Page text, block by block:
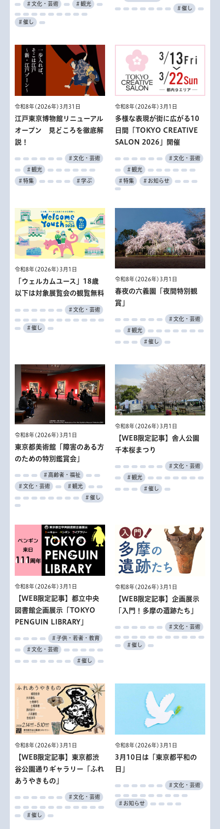
＃文化・芸術 ＃観光
＃催し
＃催し
令和8年(2026年)3月31日
江戸東京博物館リニューアル
オープン 見どころを徹底解
説！
＃文化・芸術
＃観光
＃特集 ＃学ぶ
令和8年(2026年)3月1日
多様な表現が街に広がる10
日間「TOKYO CREATIVE
SALON 2026」開催
＃文化・芸術
＃観光
＃特集 ＃お知らせ
令和8年(2026年)3月1日
「ウェルカムユース」18歳
以下は対象展覧会の観覧無料
＃文化・芸術
＃催し
令和8年(2026年)3月1日
春夜の六義園「夜間特別観
賞」
＃文化・芸術
＃観光
＃催し
令和8年(2026年)3月1日
東京都美術館「障害のある方
のための特別鑑賞会」
＃高齢者・福祉
＃文化・芸術 ＃観光
＃催し
令和8年(2026年)3月1日
【WEB限定記事】舎人公園
千本桜まつり
＃文化・芸術
＃観光
＃催し
令和8年(2026年)3月1日
【WEB限定記事】都立中央
図書館企画展示「TOKYO
PENGUIN LIBRARY」
＃子供・若者・教育
＃文化・芸術
＃催し
令和8年(2026年)3月1日
【WEB限定記事】企画展示
「入門！多摩の遺跡たち」
＃文化・芸術
＃催し
令和8年(2026年)3月1日
【WEB限定記事】東京都渋
谷公園通りギャラリー「ふれ
あうやきもの」
＃文化・芸術
＃催し
令和8年(2026年)3月1日
3月10日は「東京都平和の
日」
＃文化・芸術
＃お知らせ